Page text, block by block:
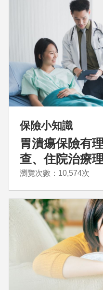
保險小知識
胃潰瘍保險有
查、住院治療
瀏覽次數：10,574次